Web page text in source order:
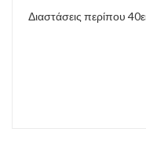
Διαστάσεις περίπου